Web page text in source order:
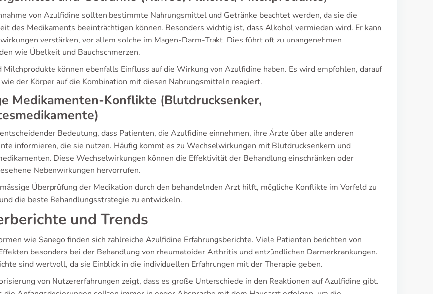
von Azulfidine sollten bestimmte Nahrungsmittel und Getränke beachtet werden, da sie die
des Medikaments beeinträchtigen können. Besonders wichtig ist, dass Alkohol vermieden wird. Er kann
verstärken, vor allem solche im Magen-Darm-Trakt. Dies führt oft zu unangenehmen
wie Übelkeit und Bauchschmerzen.
Milchprodukte können ebenfalls Einfluss auf die Wirkung von Azulfidine haben. Es wird empfohlen, darauf
wie der Körper auf die Kombination mit diesen Nahrungsmitteln reagiert.
Medikamenten-Konflikte (Blutdrucksenker,
Bedeutung, dass Patienten, die Azulfidine einnehmen, ihre Ärzte über alle anderen
informieren, die sie nutzen. Häufig kommt es zu Wechselwirkungen mit Blutdrucksenkern und
Diese Wechselwirkungen können die Effektivität der Behandlung einschränken oder
Nebenwirkungen hervorrufen.
Überprüfung der Medikation durch den behandelnden Arzt hilft, mögliche Konflikte im Vorfeld zu
die beste Behandlungsstrategie zu entwickeln.
und Trends
wie Sanego finden sich zahlreiche Azulfidine Erfahrungsberichte. Viele Patienten berichten von
besonders bei der Behandlung von rheumatoider Arthritis und entzündlichen Darmerkrankungen.
sind wertvoll, da sie Einblick in die individuellen Erfahrungen mit der Therapie geben.
von Nutzererfahrungen zeigt, dass es große Unterschiede in den Reaktionen auf Azulfidine gibt.